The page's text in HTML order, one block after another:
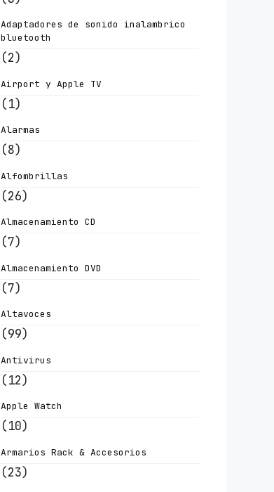
Adaptadores de sonido inalambrico
bluetooth
(2)
Airport y Apple TV
(1)
Alarmas
(8)
Alfombrillas
(26)
Almacenamiento CD
(7)
Almacenamiento DVD
(7)
Altavoces
(99)
Antivirus
(12)
Apple Watch
(10)
Armarios Rack & Accesorios
(23)